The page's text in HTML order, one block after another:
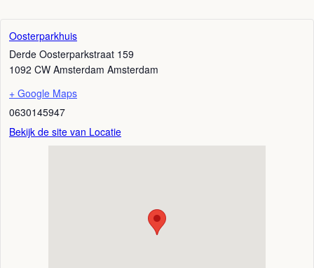
Oosterparkhuis
Derde Oosterparkstraat 159
1092 CW Amsterdam Amsterdam
+ Google Maps
0630145947
Bekijk de site van Locatie